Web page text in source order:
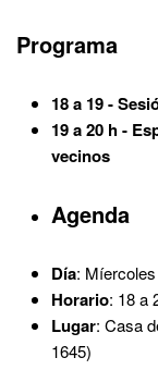
Programa
18 a 19 -
19 a 20 h -
vecinos
Agenda
Día:
Horario: 18 a
Lugar: Casa
1645)